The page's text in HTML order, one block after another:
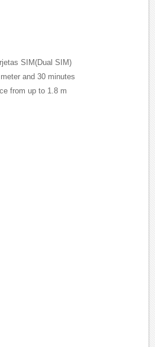
SIM(Dual SIM)
and 30 minutes
from up to 1.8 m